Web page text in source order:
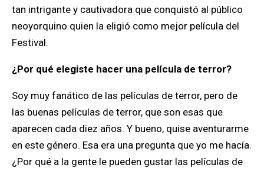
tan intrigante y cautivadora que conquistó al público
neoyorquino quien la eligió como mejor película del
Festival.
¿Por qué elegiste hacer una película de terror?
Soy muy fanático de las películas de terror, pero de
las buenas películas de terror, que son esas que
aparecen cada diez años. Y bueno, quise aventurarme
en este género. Esa era una pregunta que yo me hacía.
¿Por qué a la gente le pueden gustar las películas de